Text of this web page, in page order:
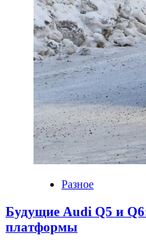
Разное
Будущие Audi Q5 и
платформы